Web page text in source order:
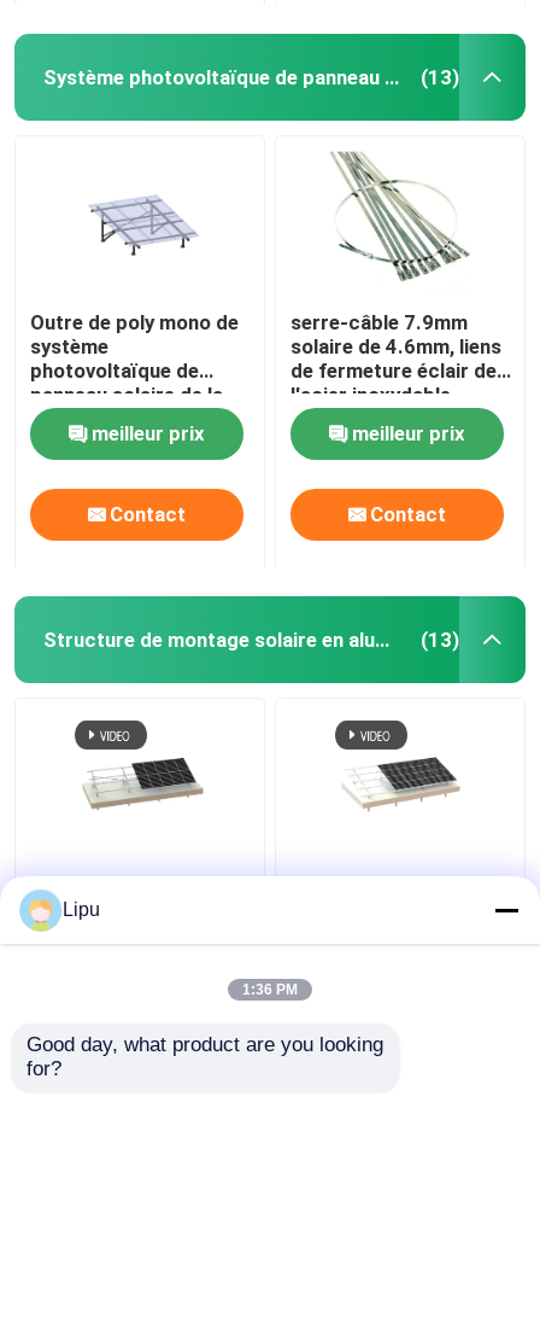
Système photovoltaïque de panneau solaire (13)
Outre de poly mono de
système
photovoltaïque de
panneau solaire de la
grille 3kw
meilleur prix
Contact
serre-câble 7.9mm
solaire de 4.6mm, liens
de fermeture éclair de
l'acier inoxydable
Sus304 pour le
panneau solaire
montant des
accessoires
meilleur prix
Contact
Structure de montage solaire en aluminium (13)
Le béton a rectifié les
systèmes solaires en
aluminium de la
45 système Frameless
Lipu
1:36 PM
Good day, what product are you looking
for?